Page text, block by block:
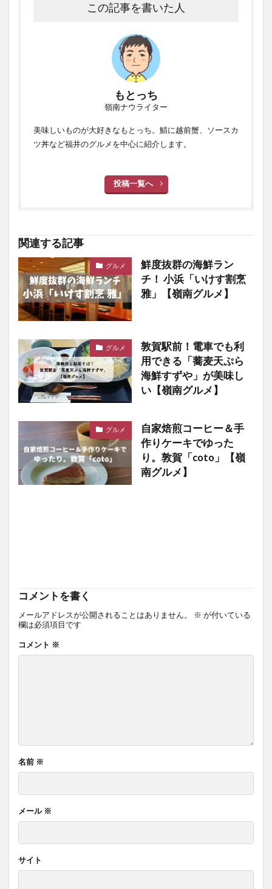
この記事を書いた人
もとっち
嶺南ナウライター
美味しいものが大好きなもとっち。鯖に越前蟹、ソースカ
ツ丼など福井のグルメを中心に紹介します。
投稿一覧へ
関連する記事
グルメ
鮮度抜群の海鮮ラン
チ！ 小浜「いけす割烹
雅」【嶺南グルメ】
グルメ
敦賀駅前！電車でも利
用できる「蕎麦天ぷら
海鮮すずや」が美味し
い【嶺南グルメ】
グルメ
自家焙煎コーヒー＆手
作りケーキでゆった
り。敦賀「coto」【嶺
南グルメ】
コメントを書く
メールアドレスが公開されることはありません。 ※ が付いている
欄は必須項目です
コメント ※
名前 ※
メール ※
サイト